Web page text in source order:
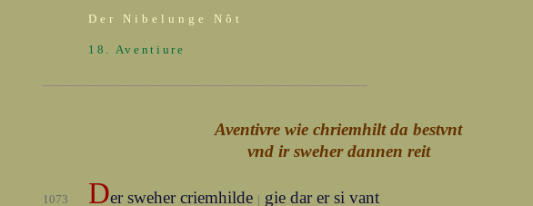
Der Nibelunge Nôt
18. Aventiure
Aventivre wie chriemhilt da bestvnt
vnd ir sweher dannen reit
1073 Der sweher criemhilde | gie dar er si vant